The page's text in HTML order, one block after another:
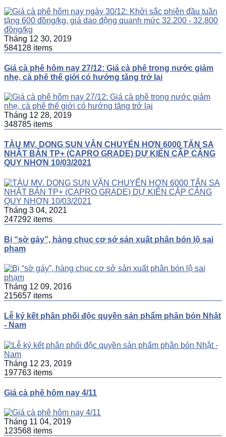
Tháng 12 30, 2019
584128 items
Giá cà phê hôm nay 27/12: Giá cà phê trong nước giảm
nhẹ, cà phê thế giới có hướng tăng trở lại
Tháng 12 28, 2019
348785 items
TÀU MV. DONG SUN VẬN CHUYỂN HƠN 6000 TẤN SA
NHẬT BẢN TP+ (CAPRO GRADE) DỰ KIẾN CẬP CẢNG
QUY NHƠN 10/03/2021
Tháng 3 04, 2021
247292 items
Bị “sờ gáy”, hàng chục cơ sở sản xuất phân bón lộ sai
phạm
Tháng 12 09, 2016
215657 items
Lễ ký kết phân phối độc quyền sản phẩm phân bón Nhật
- Nam
Tháng 12 23, 2019
197763 items
Giá cà phê hôm nay 4/11
Tháng 11 04, 2019
123568 items